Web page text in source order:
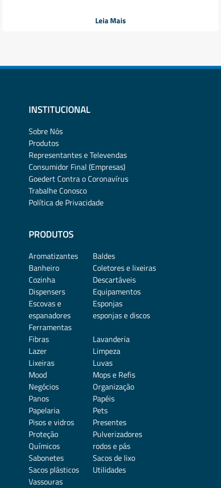
Leia Mais
INSTITUCIONAL
Sobre Nós
Produtos
Representantes e Televendas
Consumidor Final (Empresas)
Goedert Contra o Coronavírus
Trabalhe Conosco
Política de Privacidade
PRODUTOS
Aromatizantes
Baldes
Banheiro
Coletores e lixeiras
Cozinha
Descartáveis
Dispensers
Equipamentos
Escovas e
espanadores
Esponjas
esponjas e discos
Ferramentas
Fibras
Lavanderia
Lazer
Limpeza
Lixeiras
Luvas
Mood
Mops e Refis
Negócios
Organização
Panos
Papéis
Papelaria
Pets
Pisos e vidros
Presentes
Proteção
Pulverizadores
Químicos
rodos e pás
Sabonetes
Sacos de lixo
Sacos plásticos
Utilidades
Vassouras